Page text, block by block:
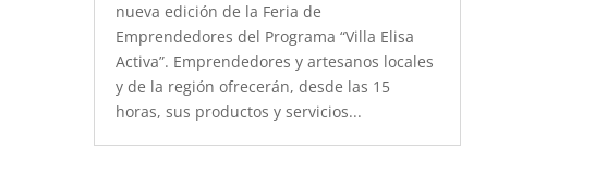
nueva edición de la Feria de
Emprendedores del Programa “Villa Elisa
Activa”. Emprendedores y artesanos locales
y de la región ofrecerán, desde las 15
horas, sus productos y servicios...